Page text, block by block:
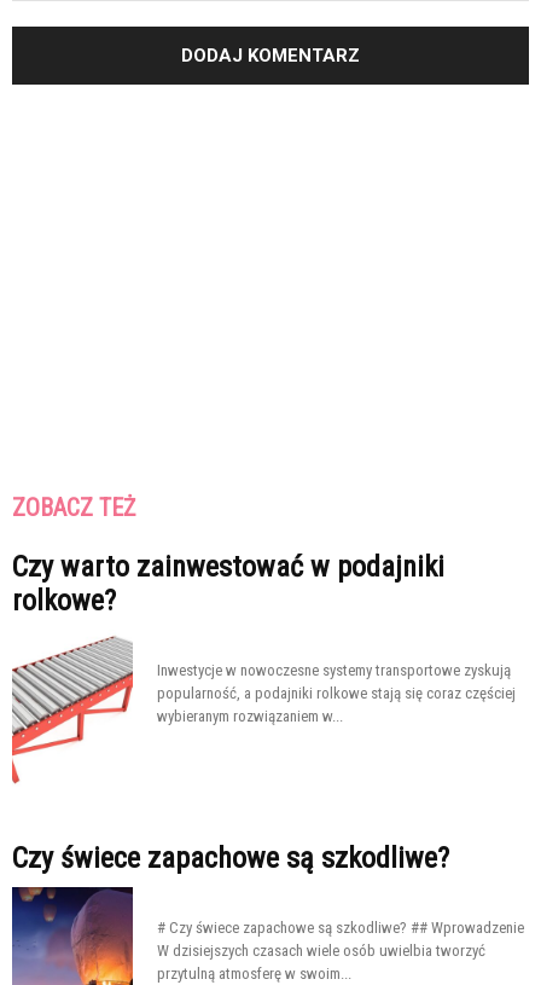
ZOBACZ TEŻ
Czy warto zainwestować w podajniki
rolkowe?
Inwestycje w nowoczesne systemy transportowe zyskują
popularność, a podajniki rolkowe stają się coraz częściej
wybieranym rozwiązaniem w...
Czy świece zapachowe są szkodliwe?
# Czy świece zapachowe są szkodliwe? ## Wprowadzenie
W dzisiejszych czasach wiele osób uwielbia tworzyć
przytulną atmosferę w swoim...